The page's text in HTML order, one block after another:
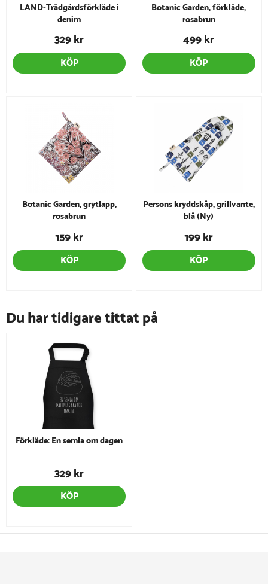
LAND-Trädgårdsförkläde i
denim
329 kr
KÖP
Botanic Garden, förkläde,
rosabrun
499 kr
KÖP
Botanic Garden, grytlapp,
rosabrun
159 kr
KÖP
Persons kryddskåp, grillvante,
blå (Ny)
199 kr
KÖP
Du har tidigare tittat på
Förkläde: En semla om dagen
329 kr
KÖP